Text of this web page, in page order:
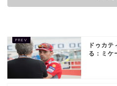
ドゥカテ
る：ミケ